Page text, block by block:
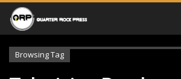
Browsing Tag